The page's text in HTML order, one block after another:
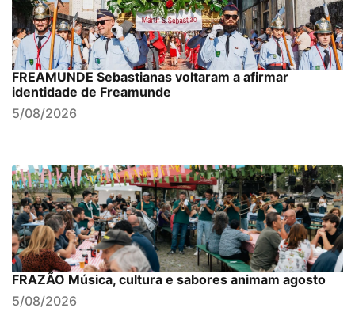
FREAMUNDE Sebastianas voltaram a afirmar
identidade de Freamunde
5/08/2026
FRAZÃO Música, cultura e sabores animam agosto
5/08/2026